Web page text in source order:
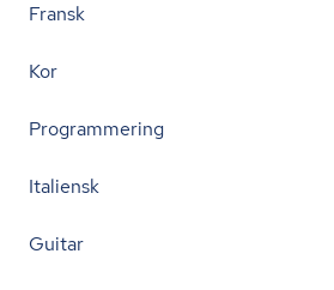
Fransk
Kor
Programmering
Italiensk
Guitar